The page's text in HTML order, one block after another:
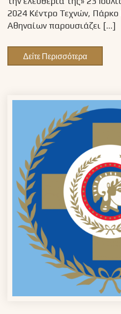
2024 Κέντρο Τεχνών,
Αθηναίων παρουσιάζει […]
Δείτε Περισσότερα